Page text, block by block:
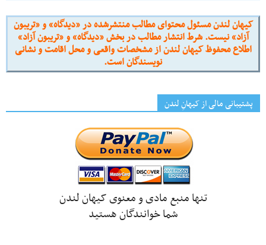
کیهان لندن مسئول محتوای مطالب منتشرشده در «دیدگاه» و «تریبون
آزاد» نیست. شرط انتشار مطالب در بخش «دیدگاه» و «تریبون آزاد»
اطلاع محفوظ کیهان لندن از مشخصات واقعی و محل اقامت و نشانی
نویسندگان است.
پشتیبانی مالی از کیهانِ لندن
تنها منبع مادی و معنوی کیهان لندن
شما خوانندگان هستید